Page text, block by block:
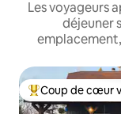
Les voyageurs
déjeuner
Coups de cœur
Coup de cœur